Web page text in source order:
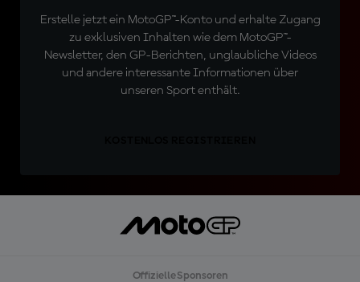
Erstelle jetzt ein MotoGP™-Konto und erhalte Zugang
zu exklusiven Inhalten wie dem MotoGP™-
Newsletter, den GP-Berichten, unglaubliche Videos
und andere interessante Informationen über
unseren Sport enthält.
Offizielle Sponsoren